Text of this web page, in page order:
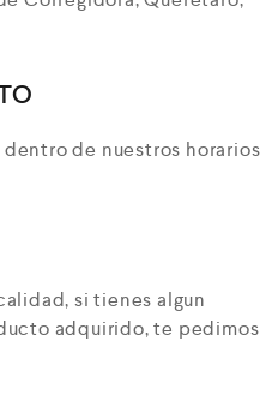
de nuestros horarios
si tienes algun
adquirido, te pedimos